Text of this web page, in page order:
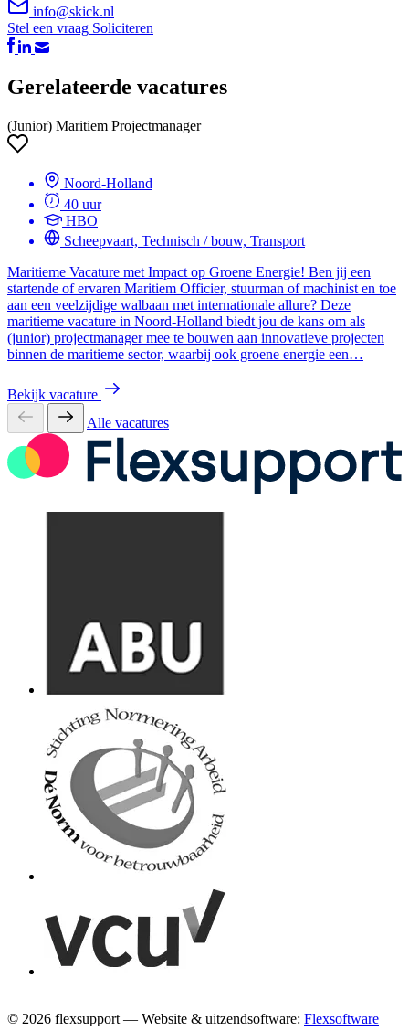
info@skick.nl
Stel een vraag Soliciteren
Gerelateerde vacatures
(Junior) Maritiem Projectmanager
Noord-Holland
40 uur
HBO
Scheepvaart, Technisch / bouw, Transport
Maritieme Vacature met Impact op Groene Energie! Ben jij een
startende of ervaren Maritiem Officier, stuurman of machinist en toe
aan een veelzijdige walbaan met internationale allure? Deze
maritieme vacature in Noord-Holland biedt jou de kans om als
(junior) projectmanager mee te bouwen aan innovatieve projecten
binnen de maritieme sector, waarbij ook groene energie een…
Bekijk vacature
Alle vacatures
© 2026 flexsupport — Website & uitzendsoftware: Flexsoftware